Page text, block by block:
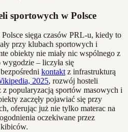
sportowych w Polsce
sięga czasów PRL-u, kiedy to
przy klubach sportowych i
obiekty nie miały nic wspólnego z
– liczyła się
kontakt z infrastrukturą
2025, rozwój hosteli
z popularyzacją sportów masowych i
zaczęły pojawiać się przy
oferując już nie tylko materac na
oczekiwane przez